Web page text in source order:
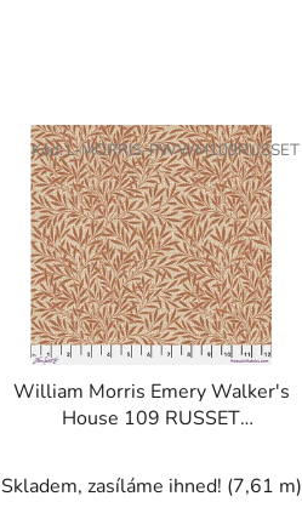
William Morris Emery Walker's
House 109 RUSSET
Skladem, zasíláme ihned! (7,61 m)
Kód:L-MORRIS-PWWM109RUSSET